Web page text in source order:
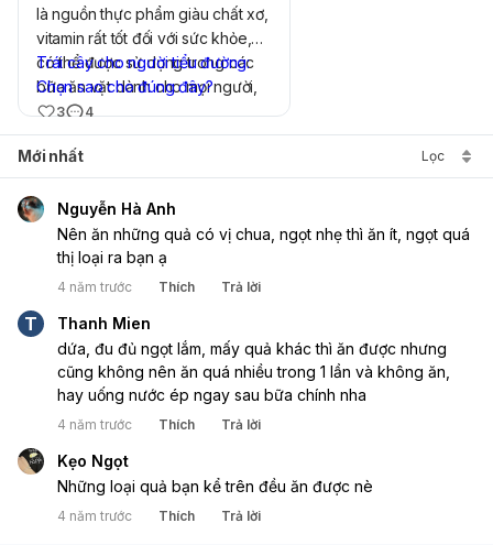
là nguồn thực phẩm giàu chất xơ,
vitamin rất tốt đối với sức khỏe,
có thể được sử dụng trong các
bữa ăn vặt dành cho mọi người,
đặc biệt là người bệnh tiểu
đường. Hàm lượng chất xơ cao
trong trái cây tạo cảm giác no
lâu, hỗ trợ giảm cân, giảm nguy
cơ béo phì và các vấn đề nguy
hiểm khác như tim mạch, đột quỵ
mà còn giúp kiểm soát nồng độ
đường trong máu, làm chậm quá
trả lời cho thắc mắc "người bị tiểu
đường có ăn được hoa quả
không?" là được và khi sử dụng
bất kỳ loại trái cây nào cũng chỉ
ăn với một lượng phù hợp để
không làm tăng hàm lượng đường
trong máu. Bên cạnh đó, người
bệnh cũng cần nắm rõ các loại
trái cây không nên ăn hoặc ăn
Trái cây cho người tiểu đường:
Chọn sao cho đúng đây?
3 4
Mới nhất Lọc
Nguyễn Hà Anh
Nên ăn những quả có vị chua, ngọt nhẹ thì ăn ít, ngọt quá
thị loại ra bạn ạ
4 năm trước Thích Trả lời
T
Thanh Mien
dứa, đu đủ ngọt lắm, mấy quả khác thì ăn được nhưng
cũng không nên ăn quá nhiều trong 1 lần và không ăn,
hay uống nước ép ngay sau bữa chính nha
4 năm trước Thích Trả lời
Kẹo Ngọt
Những loại quả bạn kể trên đều ăn được nè
4 năm trước Thích Trả lời